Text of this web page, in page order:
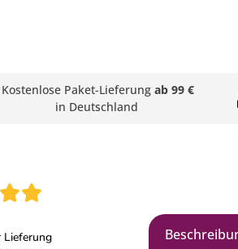
Kostenlose Paket-Lieferung ab 99 €
in Deutschland